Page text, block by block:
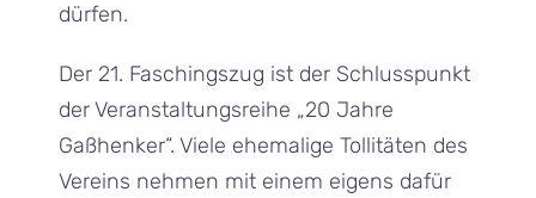
dürfen.
Der 21. Faschingszug ist der Schlusspunkt
der Veranstaltungsreihe „20 Jahre
Gaßhenker“. Viele ehemalige Tollitäten des
Vereins nehmen mit einem eigens dafür